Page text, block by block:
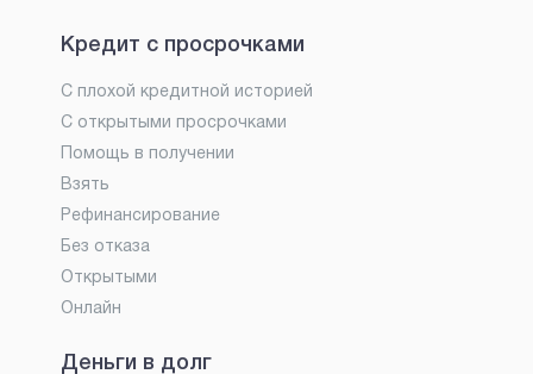
Кредит с просрочками
С плохой кредитной историей
С открытыми просрочками
Помощь в получении
Взять
Рефинансирование
Без отказа
Открытыми
Онлайн
Деньги в долг